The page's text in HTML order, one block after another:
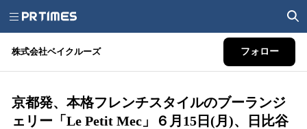
株式会社ベイクルーズ フォロー
京都発、本格フレンチスタイルのブーランジ
ェリー「Le Petit Mec」６月15日(月)、日比谷